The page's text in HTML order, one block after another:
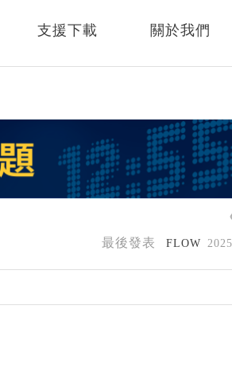
支援下載 關於我們
最後發表 FLOW